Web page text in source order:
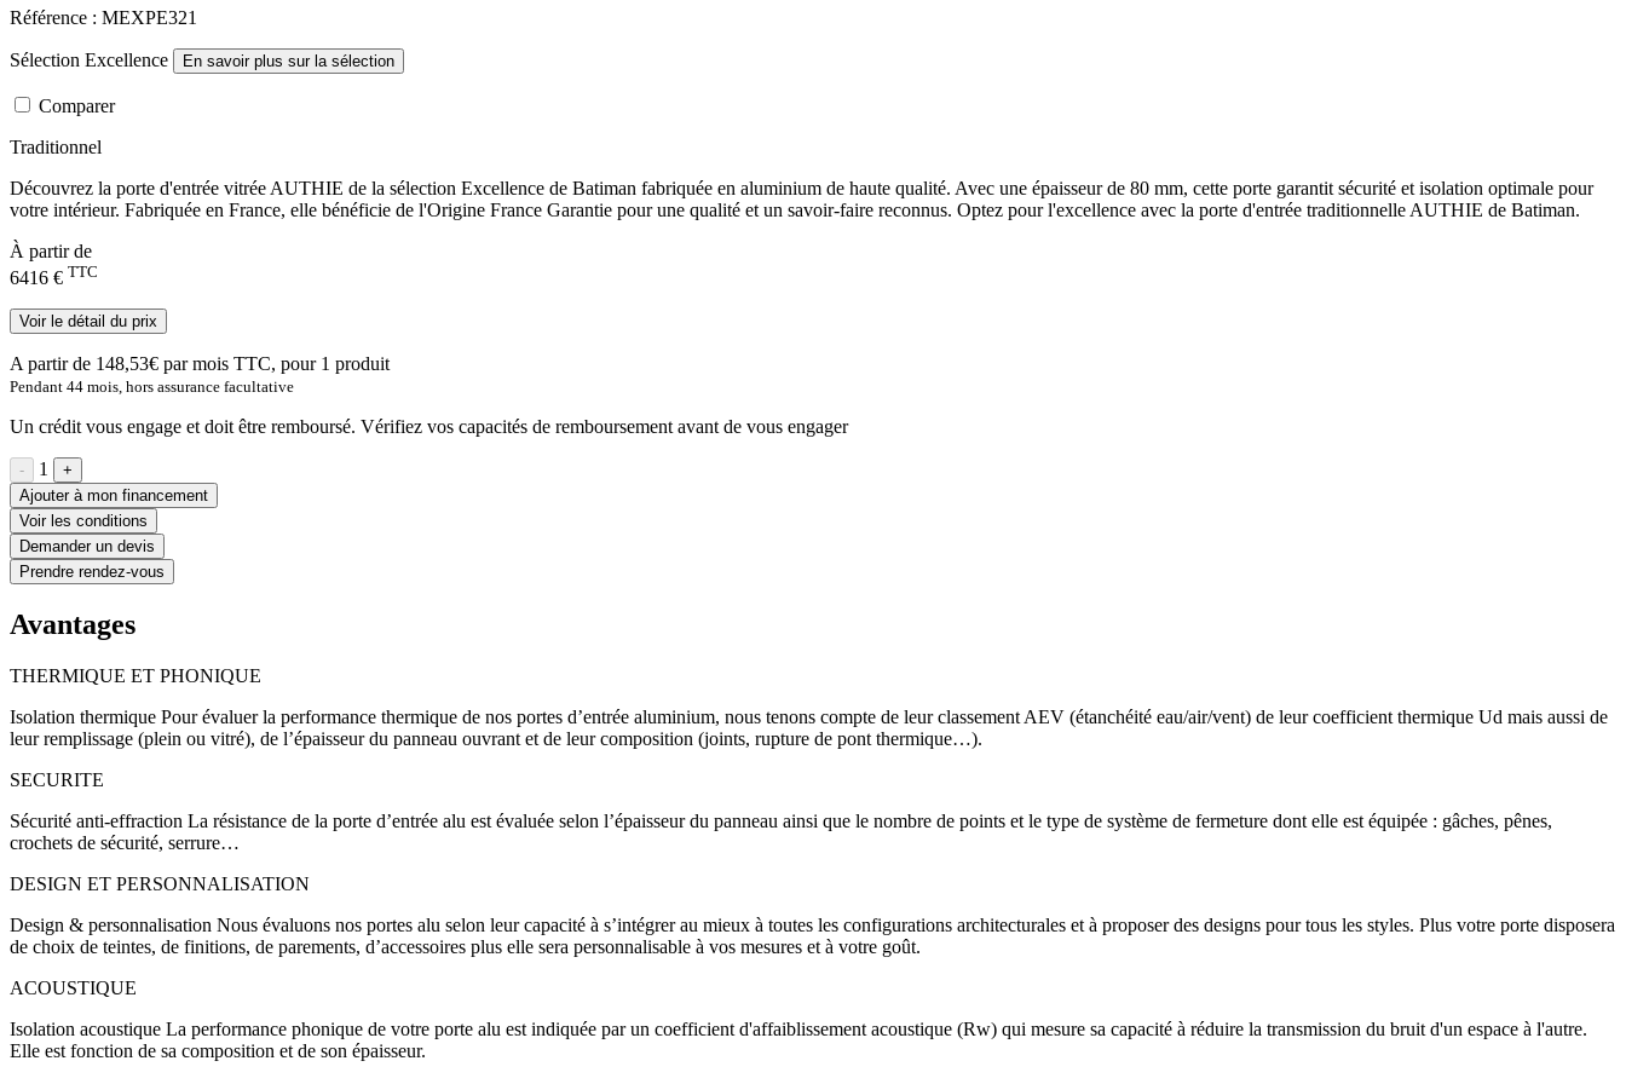
Référence : MEXPE321
Sélection Excellence En savoir plus sur la sélection
Comparer
Traditionnel
Découvrez la porte d'entrée vitrée AUTHIE de la sélection Excellence de Batiman fabriquée en aluminium de haute qualité. Avec une épaisseur de 80 mm, cette porte garantit sécurité et isolation optimale pour
votre intérieur. Fabriquée en France, elle bénéficie de l'Origine France Garantie pour une qualité et un savoir-faire reconnus. Optez pour l'excellence avec la porte d'entrée traditionnelle AUTHIE de Batiman.
À partir de
6416 € TTC
Voir le détail du prix
A partir de 148,53€ par mois TTC, pour 1 produit
Pendant 44 mois, hors assurance facultative
Un crédit vous engage et doit être remboursé. Vérifiez vos capacités de remboursement avant de vous engager
- 1
+
Ajouter à mon financement
Voir les conditions
Demander un devis
Prendre rendez-vous
Avantages
THERMIQUE ET PHONIQUE
Isolation thermique Pour évaluer la performance thermique de nos portes d’entrée aluminium, nous tenons compte de leur classement AEV (étanchéité eau/air/vent) de leur coefficient thermique Ud mais aussi de
leur remplissage (plein ou vitré), de l’épaisseur du panneau ouvrant et de leur composition (joints, rupture de pont thermique…).
SECURITE
Sécurité anti-effraction La résistance de la porte d’entrée alu est évaluée selon l’épaisseur du panneau ainsi que le nombre de points et le type de système de fermeture dont elle est équipée : gâches, pênes,
crochets de sécurité, serrure…
DESIGN ET PERSONNALISATION
Design & personnalisation Nous évaluons nos portes alu selon leur capacité à s’intégrer au mieux à toutes les configurations architecturales et à proposer des designs pour tous les styles. Plus votre porte disposera
de choix de teintes, de finitions, de parements, d’accessoires plus elle sera personnalisable à vos mesures et à votre goût.
ACOUSTIQUE
Isolation acoustique La performance phonique de votre porte alu est indiquée par un coefficient d'affaiblissement acoustique (Rw)​ qui mesure sa capacité à réduire la transmission du bruit d'un espace à l'autre.
Elle est fonction de sa composition et de son épaisseur.